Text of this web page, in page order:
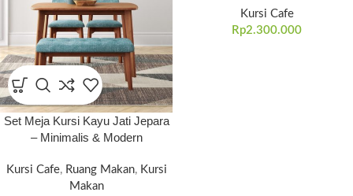
Set Meja Kursi Kayu Jati Jepara
– Minimalis & Modern
Kursi Cafe, Ruang Makan, Kursi
Makan
Kursi Cafe
Rp2.300.000